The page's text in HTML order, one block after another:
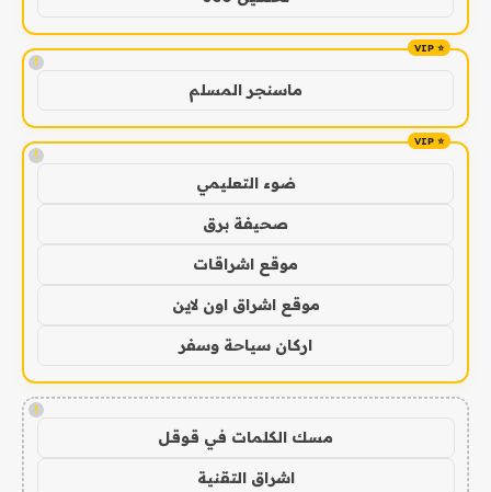
!
ماسنجر المسلم
!
ضوء التعليمي
صحيفة برق
موقع اشراقات
موقع اشراق اون لاين
اركان سياحة وسفر
!
مسك الكلمات في قوقل
اشراق التقنية